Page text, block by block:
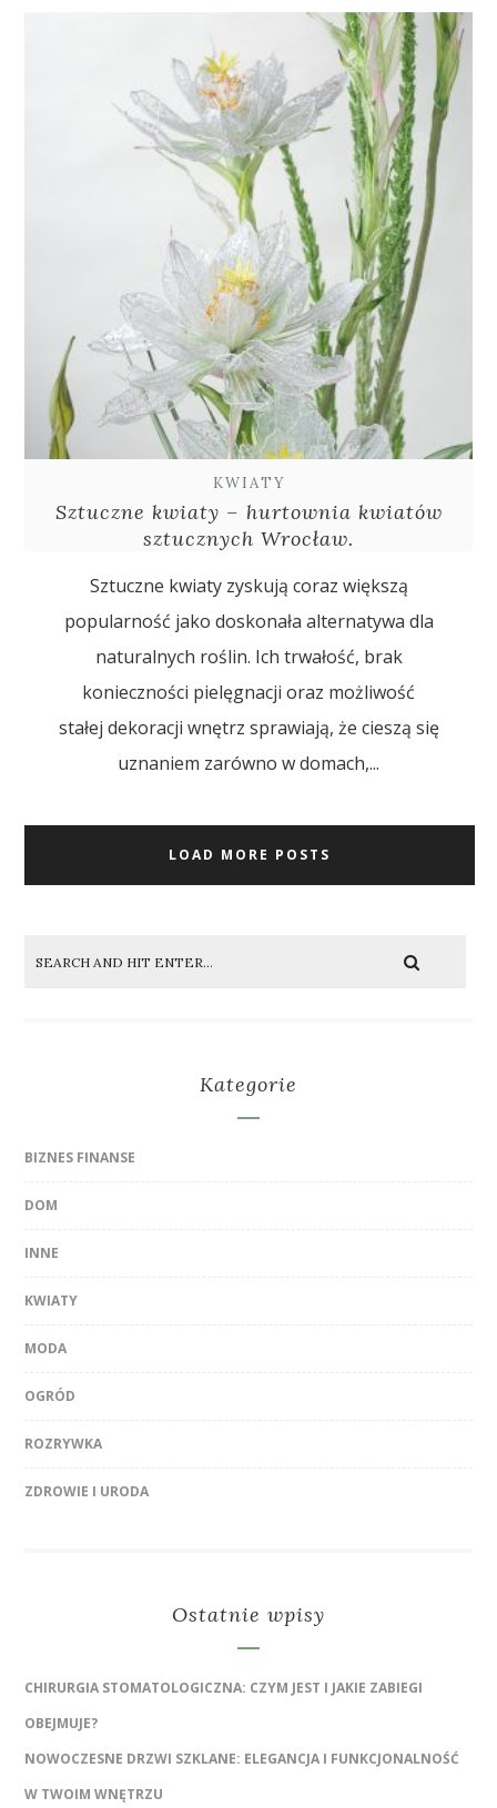
KWIATY
Sztuczne kwiaty – hurtownia kwiatów
sztucznych Wrocław.
Sztuczne kwiaty zyskują coraz większą
popularność jako doskonała alternatywa dla
naturalnych roślin. Ich trwałość, brak
konieczności pielęgnacji oraz możliwość
stałej dekoracji wnętrz sprawiają, że cieszą się
uznaniem zarówno w domach,...
LOAD MORE POSTS
Kategorie
BIZNES FINANSE
DOM
INNE
KWIATY
MODA
OGRÓD
ROZRYWKA
ZDROWIE I URODA
Ostatnie wpisy
CHIRURGIA STOMATOLOGICZNA: CZYM JEST I JAKIE ZABIEGI
OBEJMUJE?
NOWOCZESNE DRZWI SZKLANE: ELEGANCJA I FUNKCJONALNOŚĆ
W TWOIM WNĘTRZU